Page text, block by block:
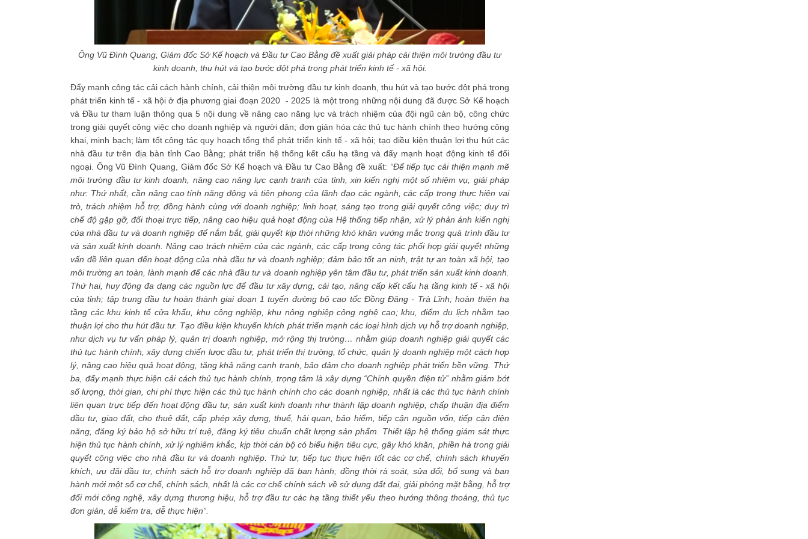
Ông Vũ Đình Quang, Giám đốc Sở Kế hoạch và Đầu tư Cao Bằng đề xuất giải pháp cải thiện môi trường đầu tư
kinh doanh, thu hút và tạo bước đột phá trong phát triển kinh tế - xã hội.
Đẩy mạnh công tác cải cách hành chính, cải thiện môi trường đầu tư kinh doanh, thu hút và tạo bước đột phá trong
phát triển kinh tế - xã hội ở địa phương giai đoạn 2020 - 2025 là một trong những nội dung đã được Sở Kế hoạch
và Đầu tư tham luận thông qua 5 nội dung về nâng cao năng lực và trách nhiệm của đội ngũ cán bộ, công chức
trong giải quyết công việc cho doanh nghiệp và người dân; đơn giản hóa các thủ tục hành chính theo hướng công
khai, minh bạch; làm tốt công tác quy hoạch tổng thể phát triển kinh tế - xã hội; tạo điều kiện thuận lợi thu hút các
nhà đầu tư trên địa bàn tỉnh Cao Bằng; phát triển hệ thống kết cấu hạ tầng và đẩy mạnh hoạt động kinh tế đối
ngoại. Ông Vũ Đình Quang, Giám đốc Sở Kế hoạch và Đầu tư Cao Bằng đề xuất: “Để tiếp tục cải thiện mạnh mẽ
môi trường đầu tư kinh doanh, nâng cao năng lực cạnh tranh của tỉnh, xin kiến nghị một số nhiệm vụ, giải pháp
như: Thứ nhất, cần nâng cao tính năng động và tiên phong của lãnh đạo các ngành, các cấp trong thực hiện vai
trò, trách nhiệm hỗ trợ, đồng hành cùng với doanh nghiệp; linh hoạt, sáng tạo trong giải quyết công việc; duy trì
chế độ gặp gỡ, đối thoại trực tiếp, nâng cao hiệu quả hoạt động của Hệ thống tiếp nhận, xử lý phản ánh kiến nghị
của nhà đầu tư và doanh nghiệp để nắm bắt, giải quyết kịp thời những khó khăn vướng mắc trong quá trình đầu tư
và sản xuất kinh doanh. Nâng cao trách nhiệm của các ngành, các cấp trong công tác phối hợp giải quyết những
vấn đề liên quan đến hoạt động của nhà đầu tư và doanh nghiệp; đảm bảo tốt an ninh, trật tự an toàn xã hội, tạo
môi trường an toàn, lành mạnh để các nhà đầu tư và doanh nghiệp yên tâm đầu tư, phát triển sản xuất kinh doanh.
Thứ hai, huy động đa dạng các nguồn lực để đầu tư xây dựng, cải tạo, nâng cấp kết cấu hạ tầng kinh tế - xã hội
của tỉnh; tập trung đầu tư hoàn thành giai đoạn 1 tuyến đường bộ cao tốc Đồng Đăng - Trà Lĩnh; hoàn thiện hạ
tầng các khu kinh tế cửa khẩu, khu công nghiệp, khu nông nghiệp công nghệ cao; khu, điểm du lịch nhằm tạo
thuận lợi cho thu hút đầu tư. Tạo điều kiện khuyến khích phát triển mạnh các loại hình dịch vụ hỗ trợ doanh nghiệp,
như dịch vụ tư vấn pháp lý, quản trị doanh nghiệp, mở rộng thị trường… nhằm giúp doanh nghiệp giải quyết các
thủ tục hành chính, xây dựng chiến lược đầu tư, phát triển thị trường, tổ chức, quản lý doanh nghiệp một cách hợp
lý, nâng cao hiệu quả hoạt động, tăng khả năng cạnh tranh, bảo đảm cho doanh nghiệp phát triển bền vững. Thứ
ba, đẩy mạnh thực hiện cải cách thủ tục hành chính, trọng tâm là xây dựng “Chính quyền điện tử” nhằm giảm bớt
số lượng, thời gian, chi phí thực hiện các thủ tục hành chính cho các doanh nghiệp, nhất là các thủ tục hành chính
liên quan trực tiếp đến hoạt động đầu tư, sản xuất kinh doanh như thành lập doanh nghiệp, chấp thuận địa điểm
đầu tư, giao đất, cho thuê đất, cấp phép xây dựng, thuế, hải quan, bảo hiểm, tiếp cận nguồn vốn, tiếp cận điện
năng, đăng ký bảo hộ sở hữu trí tuệ, đăng ký tiêu chuẩn chất lượng sản phẩm. Thiết lập hệ thống giám sát thực
hiện thủ tục hành chính, xử lý nghiêm khắc, kịp thời cán bộ có biểu hiện tiêu cực, gây khó khăn, phiền hà trong giải
quyết công việc cho nhà đầu tư và doanh nghiệp. Thứ tư, tiếp tục thực hiện tốt các cơ chế, chính sách khuyến
khích, ưu đãi đầu tư, chính sách hỗ trợ doanh nghiệp đã ban hành; đồng thời rà soát, sửa đổi, bổ sung và ban
hành mới một số cơ chế, chính sách, nhất là các cơ chế chính sách về sử dụng đất đai, giải phóng mặt bằng, hỗ trợ
đổi mới công nghệ, xây dựng thương hiệu, hỗ trợ đầu tư các hạ tầng thiết yếu theo hướng thông thoáng, thủ tục
đơn giản, dễ kiểm tra, dễ thực hiện”.